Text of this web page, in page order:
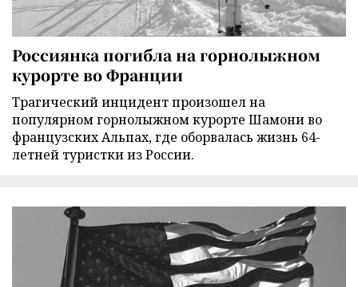
Россиянка погибла на горнолыжном
курорте во Франции
Трагический инцидент произошел на
популярном горнолыжном курорте Шамони во
французских Альпах, где оборвалась жизнь 64-
летней туристки из России.